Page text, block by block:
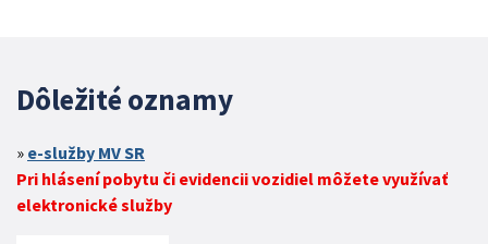
Dôležité oznamy
e-služby MV SR
Pri hlásení pobytu či evidencii vozidiel môžete využívať
elektronické služby